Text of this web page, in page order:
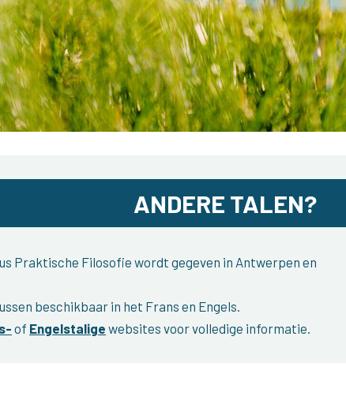
ANDERE TALEN?
Praktische Filosofie wordt gegeven in Antwerpen en
beschikbaar in het Frans en Engels.
of Engelstalige websites voor volledige informatie.